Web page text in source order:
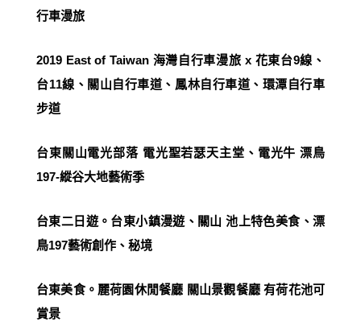
行車漫旅
2019 East of Taiwan 海灣自行車漫旅 x 花東台9線、
台11線、關山自行車道、鳳林自行車道、環潭自行車
步道
台東關山電光部落 電光聖若瑟天主堂、電光牛 漂鳥
197-縱谷大地藝術季
台東二日遊。台東小鎮漫遊、關山 池上特色美食、漂
鳥197藝術創作、秘境
台東美食。麗荷園休閒餐廳 關山景觀餐廳 有荷花池可
賞景